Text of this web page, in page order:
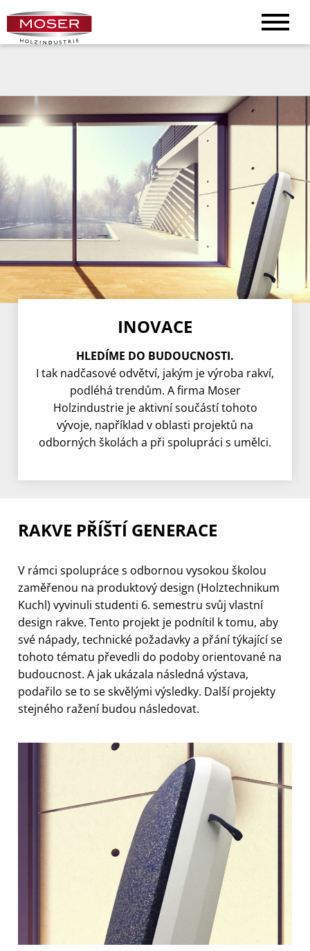
INOVACE
HLEDÍME DO BUDOUCNOSTI.
I tak nadčasové odvětví, jakým je výroba rakví,
podléhá trendům. A firma Moser
Holzindustrie je aktivní součástí tohoto
vývoje, například v oblasti projektů na
odborných školách a při spolupráci s umělci.
RAKVE PŘÍŠTÍ GENERACE
V rámci spolupráce s odbornou vysokou školou
zaměřenou na produktový design (Holztechnikum
Kuchl) vyvinuli studenti 6. semestru svůj vlastní
design rakve. Tento projekt je podnítil k tomu, aby
své nápady, technické požadavky a přání týkající se
tohoto tématu převedli do podoby orientované na
budoucnost. A jak ukázala následná výstava,
podařilo se to se skvělými výsledky. Další projekty
stejného ražení budou následovat.